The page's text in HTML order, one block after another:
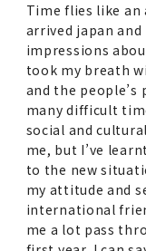
Time flies like an
arrived japan
impressions
took my breath
and the people’s
many difficult
social and
me, but I’ve
to the new
my attitude and
international
me a lot pass